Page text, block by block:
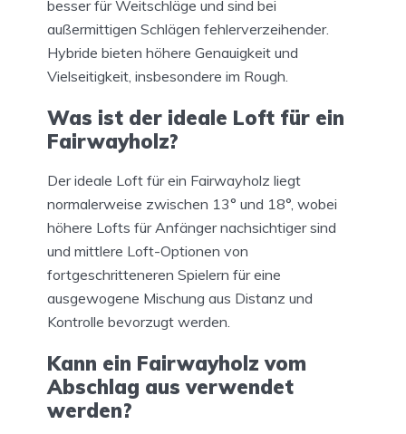
besser für Weitschläge und sind bei
außermittigen Schlägen fehlerverzeihender.
Hybride bieten höhere Genauigkeit und
Vielseitigkeit, insbesondere im Rough.
Was ist der ideale Loft für ein
Fairwayholz?
Der ideale Loft für ein Fairwayholz liegt
normalerweise zwischen 13° und 18°, wobei
höhere Lofts für Anfänger nachsichtiger sind
und mittlere Loft-Optionen von
fortgeschritteneren Spielern für eine
ausgewogene Mischung aus Distanz und
Kontrolle bevorzugt werden.
Kann ein Fairwayholz vom
Abschlag aus verwendet
werden?